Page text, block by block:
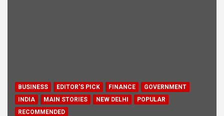
BUSINESS EDITOR'S PICK FINANCE
GOVERNMENT
INDIA
MAIN STORIES NEW DELHI
POPULAR
RECOMMENDED